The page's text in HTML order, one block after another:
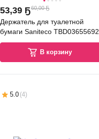
53,39 Ҕ60,00 Ҕ
Держатель для туалетной
бумаги Saniteco TBD03655692
В корзину
5.0 (4)